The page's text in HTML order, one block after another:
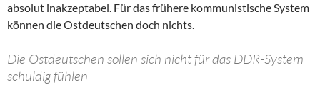
absolut inakzeptabel. Für das frühere kommunistische System
können die Ostdeutschen doch nichts.
Die Ostdeutschen sollen sich nicht für das DDR-System
schuldig fühlen